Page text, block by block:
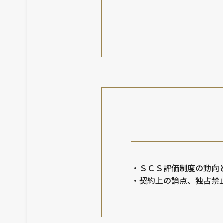
・ＳＣＳ評価制度の動
・契約上の論点、独占